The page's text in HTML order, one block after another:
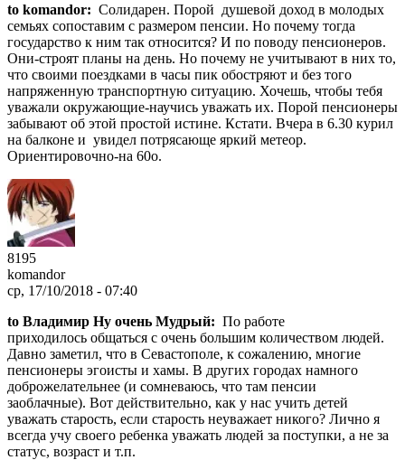
to komandor: Солидарен. Порой душевой доход в молодых
семьях сопоставим с размером пенсии. Но почему тогда
государство к ним так относится? И по поводу пенсионеров.
Они-строят планы на день. Но почему не учитывают в них то,
что своими поездками в часы пик обостряют и без того
напряженную транспортную ситуацию. Хочешь, чтобы тебя
уважали окружающие-научись уважать их. Порой пенсионеры
забывают об этой простой истине. Кстати. Вчера в 6.30 курил
на балконе и увидел потрясающе яркий метеор.
Ориентировочно-на 60о.
8195
komandor
ср, 17/10/2018 - 07:40
to Владимир Ну очень Мудрый: По работе
приходилось общаться с очень большим количеством людей.
Давно заметил, что в Севастополе, к сожалению, многие
пенсионеры эгоисты и хамы. В других городах намного
доброжелательнее (и сомневаюсь, что там пенсии
заоблачные). Вот действительно, как у нас учить детей
уважать старость, если старость неуважает никого? Лично я
всегда учу своего ребенка уважать людей за поступки, а не за
статус, возраст и т.п.